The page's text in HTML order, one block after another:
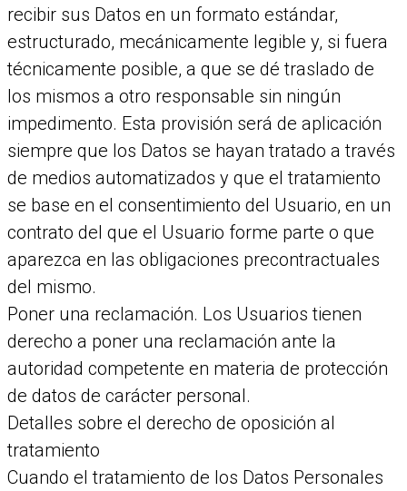
recibir sus Datos en un formato estándar,
estructurado, mecánicamente legible y, si fuera
técnicamente posible, a que se dé traslado de
los mismos a otro responsable sin ningún
impedimento. Esta provisión será de aplicación
siempre que los Datos se hayan tratado a través
de medios automatizados y que el tratamiento
se base en el consentimiento del Usuario, en un
contrato del que el Usuario forme parte o que
aparezca en las obligaciones precontractuales
del mismo.
Poner una reclamación. Los Usuarios tienen
derecho a poner una reclamación ante la
autoridad competente en materia de protección
de datos de carácter personal.
Detalles sobre el derecho de oposición al
tratamiento
Cuando el tratamiento de los Datos Personales